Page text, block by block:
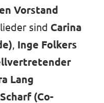
Vorstand
sind Carina
, Inge Folkers
Lang
(Co-